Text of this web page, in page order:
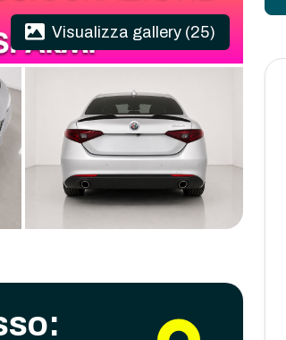
Visualizza gallery (25)